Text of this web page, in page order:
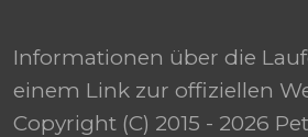
Informationen über die
einem Link zur offiziellen
Copyright (C) 2015 - 2026